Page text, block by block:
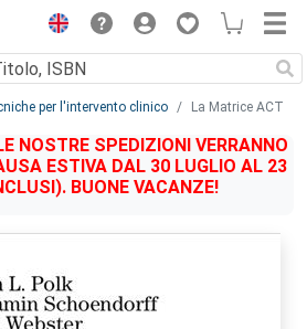
per l'intervento clinico La Matrice ACT
NOSTRE SPEDIZIONI VERRANNO
ESTIVA DAL 30 LUGLIO AL 23
BUONE VACANZE!